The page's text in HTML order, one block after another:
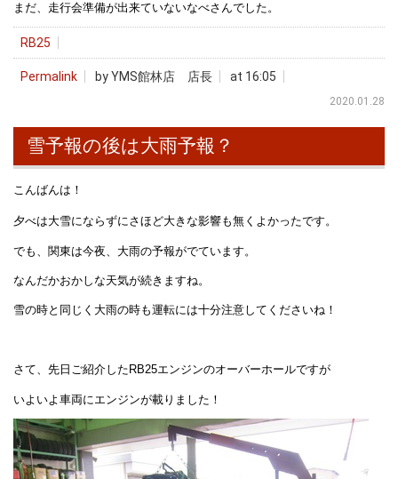
まだ、走行会準備が出来ていないなべさんでした。
RB25
Permalink by YMS館林店 店長 at 16:05
2020.01.28
雪予報の後は大雨予報？
こんばんは！
夕べは大雪にならずにさほど大きな影響も無くよかったです。
でも、関東は今夜、大雨の予報がでています。
なんだかおかしな天気が続きますね。
雪の時と同じく大雨の時も運転には十分注意してくださいね！
さて、先日ご紹介したRB25エンジンのオーバーホールですが
いよいよ車両にエンジンが載りました！